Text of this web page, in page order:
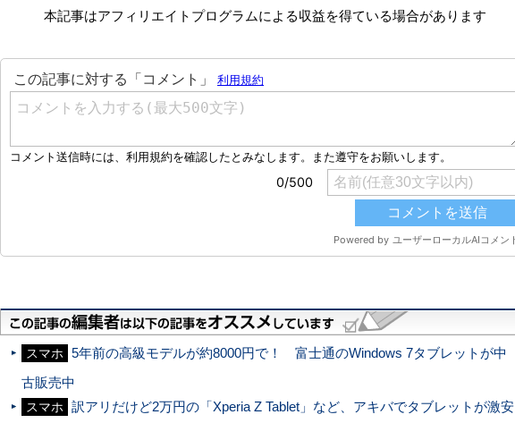
本記事はアフィリエイトプログラムによる収益を得ている場合があります
スマホ
5年前の高級モデルが約8000円で！ 富士通のWindows 7タブレットが中
古販売中
スマホ
訳アリだけど2万円の「Xperia Z Tablet」など、アキバでタブレットが激安